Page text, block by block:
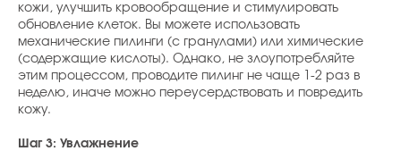
кожи, улучшить кровообращение и стимулировать
обновление клеток. Вы можете использовать
механические пилинги (с гранулами) или химические
(содержащие кислоты). Однако, не злоупотребляйте
этим процессом, проводите пилинг не чаще 1-2 раз в
неделю, иначе можно переусердствовать и повредить
кожу.
Шаг 3: Увлажнение